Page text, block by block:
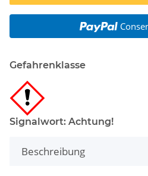
Gefahrenklasse
Signalwort: Achtung!
Beschreibung